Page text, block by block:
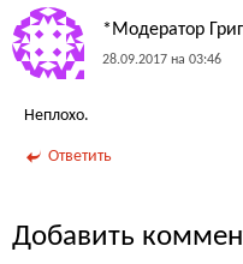
*Модератор
28.09.2017 на 03:46
Неплохо.
Ответить
Добавить